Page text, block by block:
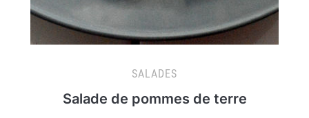
SALADES
Salade de pommes de terre